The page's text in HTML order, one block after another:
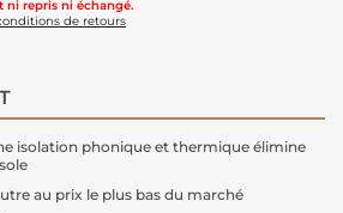
ni repris ni échangé.
de retours
isolation phonique et thermique élimine
au prix le plus bas du marché